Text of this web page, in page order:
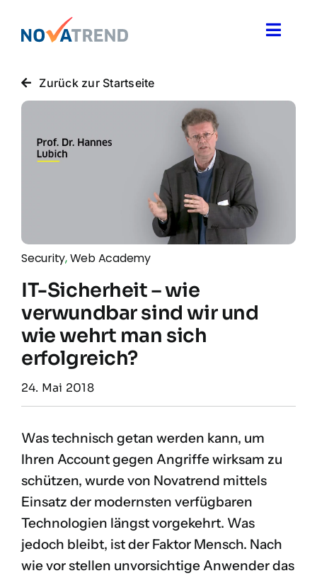
Inhalt
springen
Toggle
BlogZurück zur Startseite
Security,Web Academy
IT-Sicherheit – wie
verwundbar sind wir und
wie wehrt man sich
erfolgreich?
24. Mai 2018
Was technisch getan werden kann, um
Ihren Account gegen Angriffe wirksam zu
schützen, wurde von Novatrend mittels
Einsatz der modernsten verfügbaren
Technologien längst vorgekehrt. Was
jedoch bleibt, ist der Faktor Mensch. Nach
wie vor stellen unvorsichtige Anwender das